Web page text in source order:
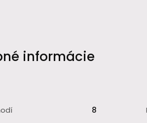
informácie
8